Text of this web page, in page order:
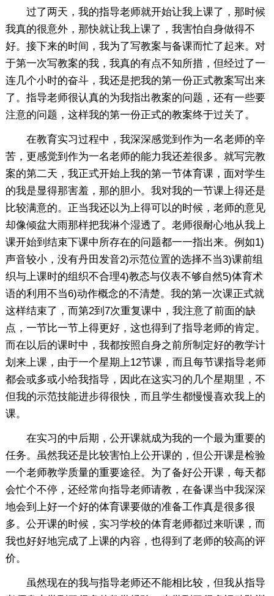
过了两天，我的指导老师就开始让我上课了，那时候
我真的很意外，那快就让我上课了，我害怕自身做得不
好。接下来的时间，我为了写教案与备课而忙了起来。对
于第一次写教案的我，我真的有点不知所措，但经过了一
连几个小时的奋斗，我还是把我的第一份正式教案写出来
了。指导老师很认真的为我指出教案的问题，还有一些要
注意的问题，这样我的第一份正式的教案终于过关了。
在教育实习过程中，我深深感觉到作为一名老师的辛
苦，更感觉到作为一名老师的能力我还差很多。就写完教
案的第二天，我正式开始上我的第一节体育课，面对学生
的我是显得那害羞，那的胆小。我对我的一节课上得还是
比较满意的。正当我还以为上得可以的时候，老师的意见
却像倾盆大雨那样把我淋个湿透了。老师很耐心地从我上
课开始到结束下课中所存在的问题都一一指出来。例如1)
声音较小，没有丹田发音2)示范位置的选择不当3)课前组
织与上课时的组织不合理4)教态与仪表不够自然5)体育术
语的利用不当6)动作概念的不清楚。我的第一次课正式就
这样结束了，而第2到7次重复课中，我注意了前面的缺
点，一节比一节上得更好，这也得到了指导老师的肯定。
而在以后的课时中，我都按照自身之前所制定好的教学计
划来上课，由于一个星期上12节课，而且每节课指导老师
都会或多或小给我指导，因此在这实习的几个星期里，不
但我的示范技能进步得很快，而且学生都慢慢喜欢我上的
课。
在实习的中后期，公开课就成为我的一个最为重要的
任务。虽然我还是比较害怕上公开课的，但公开课是检验
一个老师教学质量的重要途径。为了备好公开课，每天都
会忙个不停，还经常向指导老师请教，在备课当中我深深
地会到上好一个好的体育课要做的准备工作真是很多很
多。公开课的时候，实习学校的体育老师都过来听课，而
我也好好地完成了上课的内容，也得到了老师的较高的评
价。
虽然现在的我与指导老师还不能相比较，但我从指导